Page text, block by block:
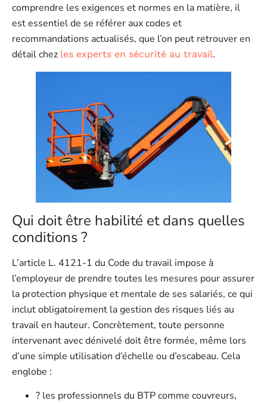
comprendre les exigences et normes en la matière, il
est essentiel de se référer aux codes et
recommandations actualisés, que l’on peut retrouver en
détail chez les experts en sécurité au travail.
Qui doit être habilité et dans quelles
conditions ?
L’article L. 4121-1 du Code du travail impose à
l’employeur de prendre toutes les mesures pour assurer
la protection physique et mentale de ses salariés, ce qui
inclut obligatoirement la gestion des risques liés au
travail en hauteur. Concrètement, toute personne
intervenant avec dénivelé doit être formée, même lors
d’une simple utilisation d’échelle ou d’escabeau. Cela
englobe :
?️ les professionnels du BTP comme couvreurs,